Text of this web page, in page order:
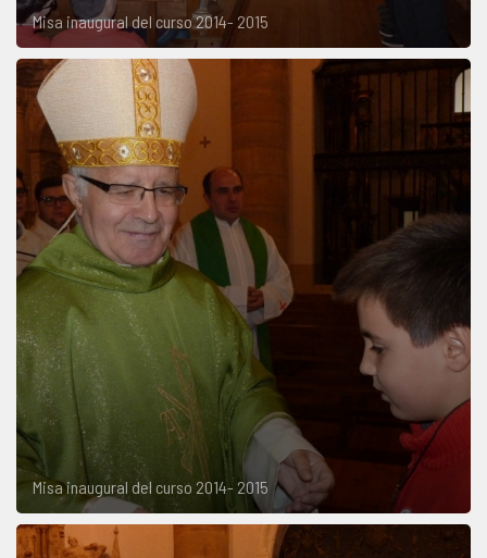
Misa inaugural del curso 2014- 2015
Misa inaugural del curso 2014- 2015